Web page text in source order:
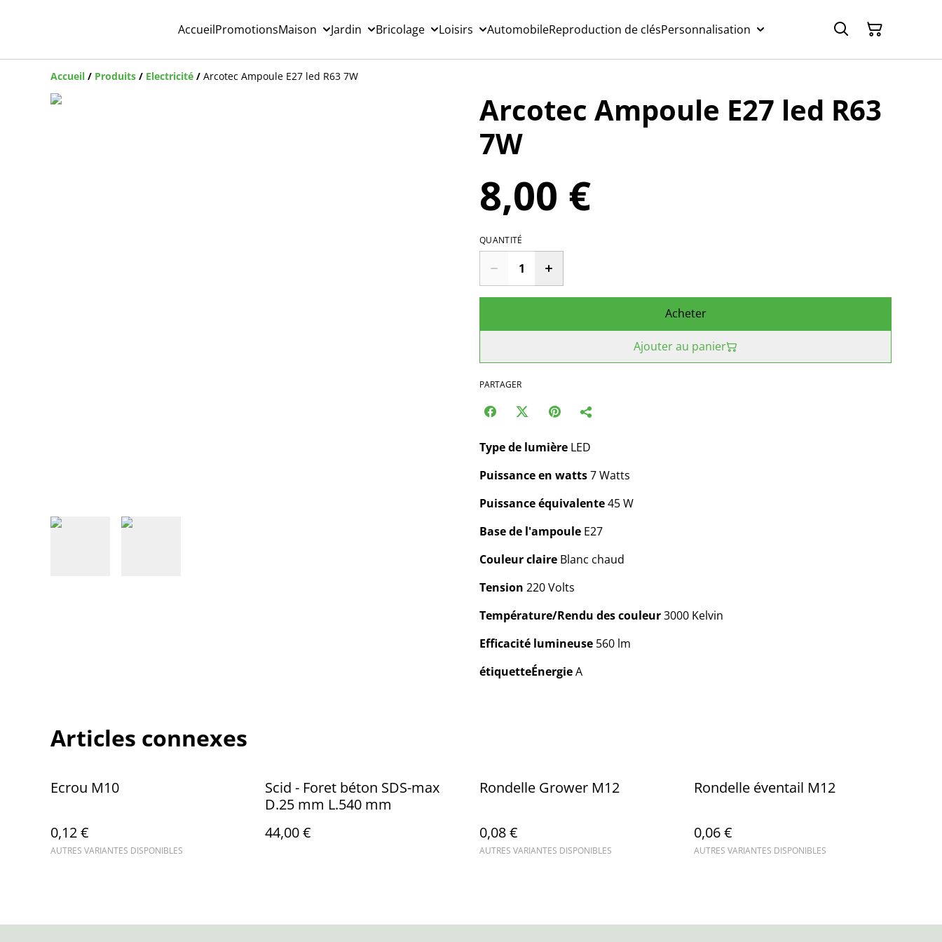
AccueilPromotionsMaison Jardin Bricolage Loisirs AutomobileReproduction de clésPersonnalisation
Accueil / Produits / Electricité / Arcotec Ampoule E27 led R63 7W
Arcotec Ampoule E27 led R63
7W
8,00 €
QUANTITÉ
Acheter
Ajouter au panier
PARTAGER
Type de lumière LED
Puissance en watts7 Watts
Puissance équivalente45 W
Base de l'ampoule E27
Couleur claire Blanc chaud
Tension 220 Volts
Température/Rendu des couleur3000 Kelvin
Efficacité lumineuse 560 lm
étiquetteÉnergieA
Articles connexes
Ecrou M10
0,12 €
AUTRES VARIANTES DISPONIBLES
Scid - Foret béton SDS-max
D.25 mm L.540 mm
44,00 €
Rondelle Grower M12
0,08 €
AUTRES VARIANTES DISPONIBLES
Rondelle éventail M12
0,06 €
AUTRES VARIANTES DISPONIBLES